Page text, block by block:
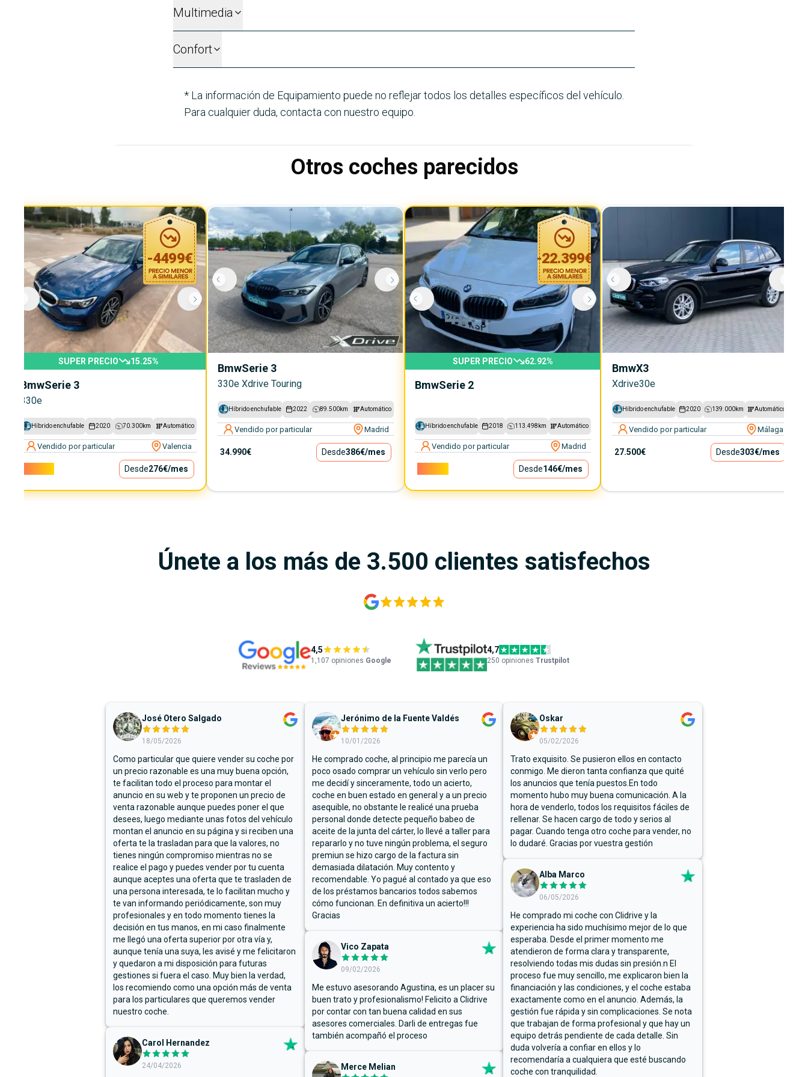
Multimedia
Confort
* La información de Equipamiento puede no reflejar todos los detalles específicos del vehículo.
Para cualquier duda, contacta con nuestro equipo.
Otros coches parecidos
-4499€
SUPER PRECIO 15.25%
BmwSerie 3
330e
Híbrido enchufable 2020 70.300km Automático
Vendido por particular Valencia
Desde276€/mes
BmwSerie 3
330e Xdrive Touring
Híbrido enchufable 2022 89.500km Automático
Vendido por particular Madrid
34.990€ Desde386€/mes
-22.399€
SUPER PRECIO 62.92%
BmwSerie 2
Híbrido enchufable 2018 113.498 km Automático
Vendido por particular Madrid
Desde146€/mes
BmwX3
Xdrive30e
Híbrido enchufable 2020 139.000km Automático
Vendido por particular Málaga
27.500€ Desde303€/mes
Únete a los más de 3.500 clientes satisfechos
4,5
1,107 opiniones Google
4,7
250 opiniones Trustpilot
José Otero Salgado
18/05/2026
Como particular que quiere vender su coche por
un precio razonable es una muy buena opción,
te facilitan todo el proceso para montar el
anuncio en su web y te proponen un precio de
venta razonable aunque puedes poner el que
desees, luego mediante unas fotos del vehículo
montan el anuncio en su página y si reciben una
oferta te la trasladan para que la valores, no
tienes ningún compromiso mientras no se
realice el pago y puedes vender por tu cuenta
aunque aceptes una oferta que te trasladen de
una persona interesada, te lo facilitan mucho y
te van informando periódicamente, son muy
profesionales y en todo momento tienes la
decisión en tus manos, en mi caso finalmente
me llegó una oferta superior por otra vía y,
aunque tenía una suya, les avisé y me felicitaron
y quedaron a mi disposición para futuras
gestiones si fuera el caso. Muy bien la verdad,
los recomiendo como una opción más de venta
para los particulares que queremos vender
nuestro coche.
Carol Hernandez
24/04/2026
Jerónimo de la Fuente Valdés
10/01/2026
He comprado coche, al principio me parecía un
poco osado comprar un vehículo sin verlo pero
me decidí y sinceramente, todo un acierto,
coche en buen estado en general y a un precio
asequible, no obstante le realicé una prueba
personal donde detecte pequeño babeo de
aceite de la junta del cárter, lo llevé a taller para
repararlo y no tuve ningún problema, el seguro
premiun se hizo cargo de la factura sin
demasiada dilatación. Muy contento y
recomendable. Yo pagué al contado ya que eso
de los préstamos bancarios todos sabemos
cómo funcionan. En definitiva un acierto!!!
Gracias
Vico Zapata
09/02/2026
Me estuvo asesorando Agustina, es un placer su
buen trato y profesionalismo! Felicito a Clidrive
por contar con tan buena calidad en sus
asesores comerciales. Darli de entregas fue
también acompañó el proceso
Merce Melian
Oskar
05/02/2026
Trato exquisito. Se pusieron ellos en contacto
conmigo. Me dieron tanta confianza que quité
los anuncios que tenía puestos.En todo
momento hubo muy buena comunicación. A la
hora de venderlo, todos los requisitos fáciles de
rellenar. Se hacen cargo de todo y serios al
pagar. Cuando tenga otro coche para vender, no
lo dudaré. Gracias por vuestra gestión
Alba Marco
06/05/2026
He comprado mi coche con Clidrive y la
experiencia ha sido muchísimo mejor de lo que
esperaba. Desde el primer momento me
atendieron de forma clara y transparente,
resolviendo todas mis dudas sin presión.n El
proceso fue muy sencillo, me explicaron bien la
financiación y las condiciones, y el coche estaba
exactamente como en el anuncio. Además, la
gestión fue rápida y sin complicaciones. Se nota
que trabajan de forma profesional y que hay un
equipo detrás pendiente de cada detalle. Sin
duda volvería a confiar en ellos y lo
recomendaría a cualquiera que esté buscando
coche con tranquilidad.